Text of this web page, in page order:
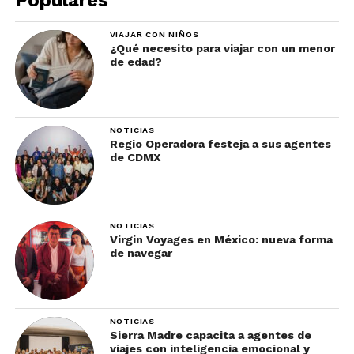
Foto: Olive Oil
Olive Oil, en el cercano Springs, es un restaurante
familiar de comida griega, nombrado como uno de
los mejores de la región. Su cocina es fresca y
auténtica, preparada por chefs con un alto nivel
técnico. Algunos de los platos que puedes pedir
son los platones para compartir con moussaka,
hojas de parra rellenas, pays de espinaca y queso;
VIAJAR CON NIÑOS
¿Qué necesito para viajar con un menor
de edad?
NOTICIAS
Regio Operadora festeja a sus agentes
de CDMX
NOTICIAS
Virgin Voyages en México: nueva forma
de navegar
NOTICIAS
Sierra Madre capacita a agentes de
viajes con inteligencia emocional y